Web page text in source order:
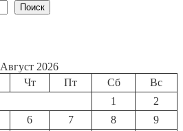
Поиск
Август 2026
Чт Пт Сб
Вс
1
2
6 7 8
9